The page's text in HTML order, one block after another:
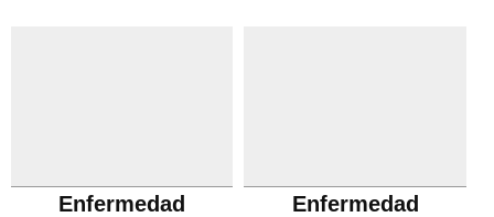
Enfermedad
Enfermedad